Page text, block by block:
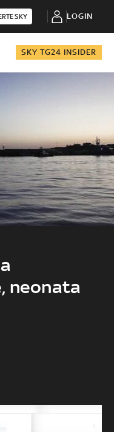
SKY LOGIN
SKY TG24 INSIDER
neonata